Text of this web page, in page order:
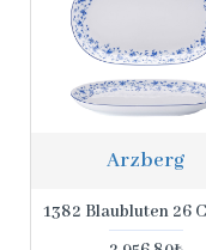
Arzberg